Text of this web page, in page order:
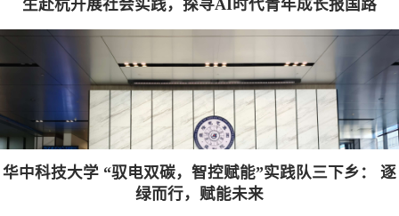
生赴杭开展社会实践，探寻AI时代青年成长报国路
华中科技大学 “驭电双碳，智控赋能”实践队三下乡： 逐
绿而行，赋能未来